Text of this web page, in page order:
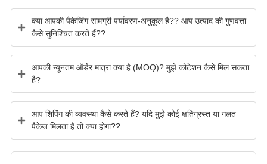
क्या आपकी पैकेजिंग सामग्री पर्यावरण-अनुकूल है?? आप उत्पाद की गुणवत्ता
कैसे सुनिश्चित करते हैं??
आपकी न्यूनतम ऑर्डर मात्रा क्या है (MOQ)? मुझे कोटेशन कैसे मिल सकता
आप शिपिंग की व्यवस्था कैसे करते हैं? यदि मुझे कोई क्षतिग्रस्त या गलत